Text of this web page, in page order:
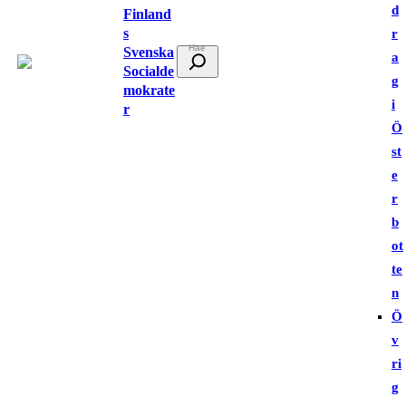
Finland
s
Svenska
Socialde
mokrate
r
ö
d
r
a
g
i
Ö
st
e
r
b
ot
te
n
Ö
v
ri
g